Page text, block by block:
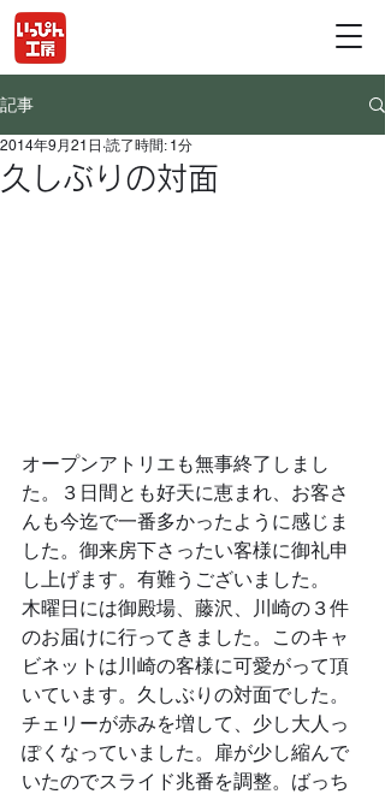
記事
久しぶりの対面
2014年9月21日 読了時間: 1分
オープンアトリエも無事終了しまし
た。３日間とも好天に恵まれ、お客さ
んも今迄で一番多かったように感じま
した。御来房下さったい客様に御礼申
し上げます。有難うございました。
木曜日には御殿場、藤沢、川崎の３件
のお届けに行ってきました。このキャ
ビネットは川崎の客様に可愛がって頂
いています。久しぶりの対面でした。
チェリーが赤みを増して、少し大人っ
ぽくなっていました。扉が少し縮んで
いたのでスライド兆番を調整。ばっち